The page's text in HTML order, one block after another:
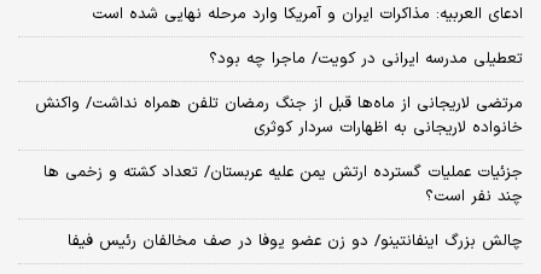
ادعای العربیه: مذاکرات ایران و آمریکا وارد مرحله نهایی شده است
تعطیلی مدرسه ایرانی در کویت/ ماجرا چه بود؟
مرتضی لاریجانی از ماه‌ها قبل از جنگ رمضان تلفن همراه نداشت/ واکنش
خانواده لاریجانی به اظهارات سردار کوثری
جزئیات عملیات گسترده ارتش یمن علیه عربستان/ تعداد کشته و زخمی ها
چند نفر است؟
چالش بزرگ اینفانتینو/ دو زن عضو یوفا در صف مخالفان رئیس فیفا